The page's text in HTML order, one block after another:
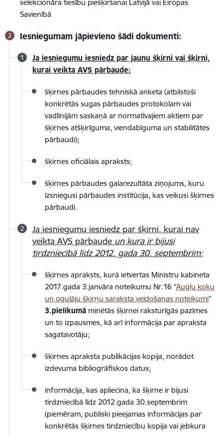
selekcionāra tiesību piešķiršanai Latvijā vai Eiropas
Savienībā
Iesniegumam jāpievieno šādi dokumenti:
Ja iesniegumu iesniedz par jaunu šķirni vai šķirni,
kurai veikta AVS pārbaude:
šķirnes pārbaudes tehniskā anketa (atbilstoši
konkrētās sugas pārbaudes protokolam vai
vadlīnijām saskaņā ar normatīvajiem aktiem par
šķirnes atšķirīguma, viendabīguma un stabilitātes
pārbaudi);
šķirnes oficiālais apraksts;
šķirnes pārbaudes galarezultāta ziņojums, kuru
izsniegusi pārbaudes institūcija, kas veikusi šķirnes
pārbaudi.
Ja iesniegumu iesniedz par šķirni, kurai nav
veikta AVS pārbaude un kura ir bijusi
tirdzniecībā līdz 2012. gada 30. septembrim:
šķirnes apraksts, kurā ietvertas Ministru kabineta
2017.gada 3.janvāra noteikumu Nr.16 “Augļu koku
un ogulāju šķirņu saraksta veidošanas noteikumi”
3.pielikumā minētās šķirnei raksturīgās pazīmes
un to izpausmes, kā arī informācija par apraksta
sagatavotāju;
šķirnes apraksta publikācijas kopija, norādot
izdevuma bibliogrāfiskos datus;
informācija, kas apliecina, ka šķirne ir bijusi
tirdzniecībā līdz 2012.gada 30.septembrim
(piemēram, publiski pieejamas informācijas par
konkrētās šķirnes tirdzniecību kopija vai jebkura